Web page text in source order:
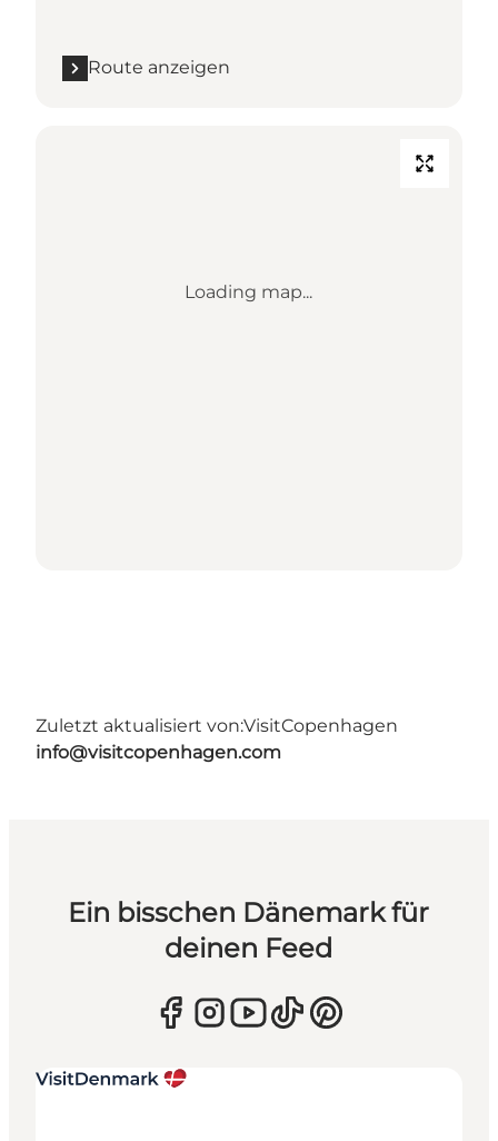
Route anzeigen
Loading map...
Zuletzt aktualisiert von:VisitCopenhagen
info@visitcopenhagen.com
Ein bisschen Dänemark für
deinen Feed